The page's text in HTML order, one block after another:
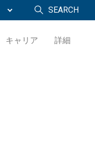
SEARCH
キャリア 詳細